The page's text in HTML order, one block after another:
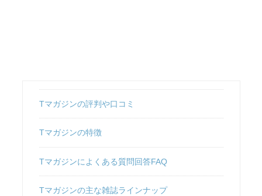
Tマガジンの評判や口コミ
Tマガジンの特徴
Tマガジンによくある質問回答FAQ
Tマガジンの主な雑誌ラインナップ